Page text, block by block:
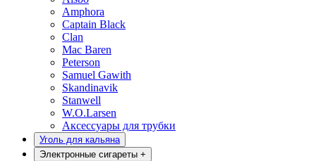
Amphora
Captain Black
Clan
Mac Baren
Peterson
Samuel Gawith
Skandinavik
Stanwell
W.O.Larsen
Аксессуары для трубки
Уголь для кальяна
Электронные сигареты +